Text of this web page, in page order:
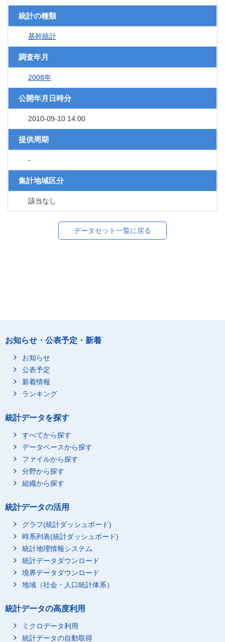
統計の種類
基幹統計
調査年月
2008年
公開年月日時分
2010-09-10 14:00
提供周期
-
集計地域区分
該当なし
データセット一覧に戻る
お知らせ・公表予定・新着
お知らせ
公表予定
新着情報
ランキング
統計データを探す
すべてから探す
データベースから探す
ファイルから探す
分野から探す
組織から探す
統計データの活用
グラフ(統計ダッシュボード)
時系列表(統計ダッシュボード)
統計地理情報システム
統計データダウンロード
境界データダウンロード
地域（社会・人口統計体系）
統計データの高度利用
ミクロデータ利用
統計データの自動取得